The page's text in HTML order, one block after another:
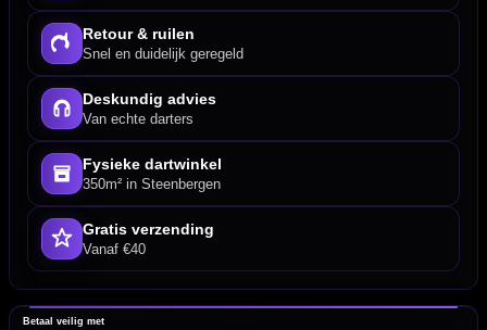
Retour & ruilen
Snel en duidelijk geregeld
Deskundig advies
Van echte darters
Fysieke dartwinkel
350m² in Steenbergen
Gratis verzending
Vanaf €40
Betaal veilig met